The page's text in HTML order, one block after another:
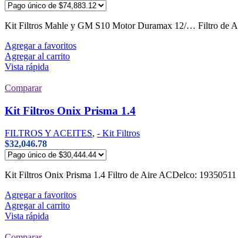
Kit Filtros Mahle y GM S10 Motor Duramax 12/… Filtro de
Agregar a favoritos
Agregar al carrito
Vista rápida
Comparar
Kit Filtros Onix Prisma 1.4
FILTROS Y ACEITES, - Kit Filtros
$32,046.78
Kit Filtros Onix Prisma 1.4 Filtro de Aire ACDelco:
Agregar a favoritos
Agregar al carrito
Vista rápida